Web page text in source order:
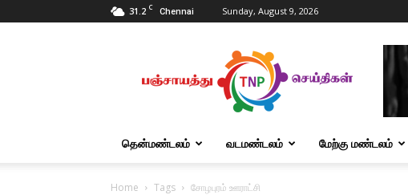
31.2 C Chennai Sunday, August 9, 2026
Tnpanchayat
தென்மண்டலம் வடமண்டலம் மேற்கு மண்டலம்
Home Tags சோழபுரம் ஊராட்சி